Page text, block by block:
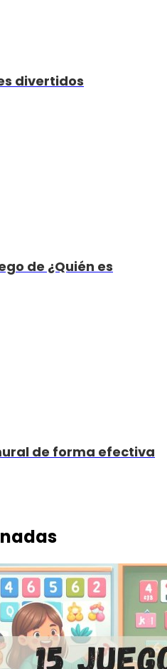
divertidos
de ¿Quién es
de forma efectiva